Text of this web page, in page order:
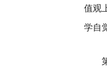
值观
学自